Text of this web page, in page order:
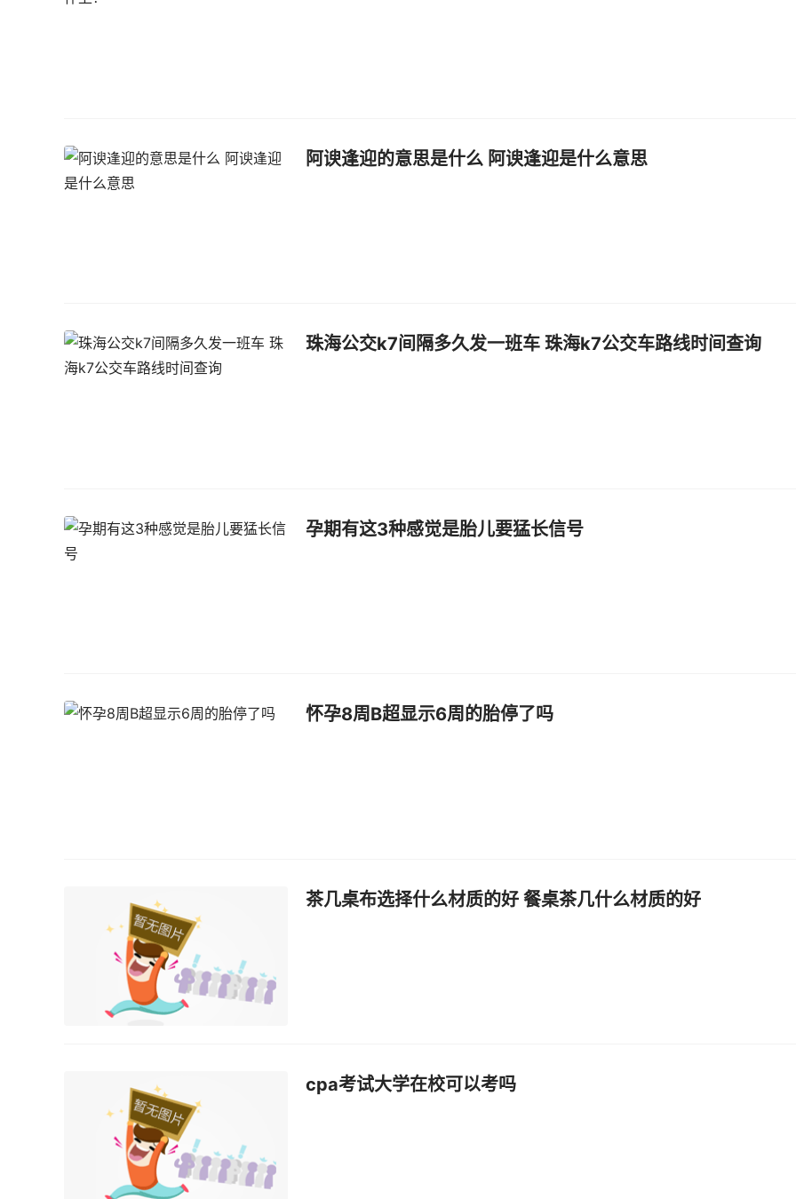
阿谀逢迎的意思是什么 阿谀逢迎是什么意思
珠海公交k7间隔多久发一班车 珠海k7公交车路线时间查询
孕期有这3种感觉是胎儿要猛长信号
怀孕8周B超显示6周的胎停了吗
茶几桌布选择什么材质的好 餐桌茶几什么材质的好
cpa考试大学在校可以考吗